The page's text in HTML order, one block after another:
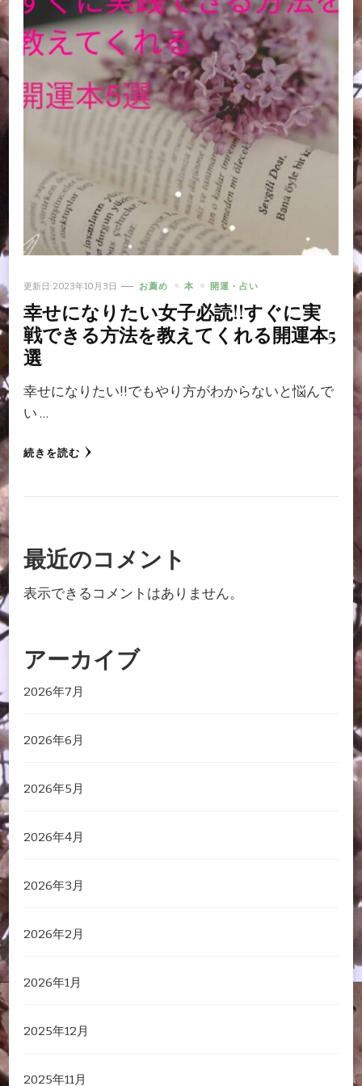
更新日:2023年10月3日 お薦め 本 開運・占い
幸せになりたい女子必読!!すぐに実
戦できる方法を教えてくれる開運本5
選
幸せになりたい!!でもやり方がわからないと悩んで
い …
続きを読む
最近のコメント
表示できるコメントはありません。
アーカイブ
2026年7月
2026年6月
2026年5月
2026年4月
2026年3月
2026年2月
2026年1月
2025年12月
2025年11月